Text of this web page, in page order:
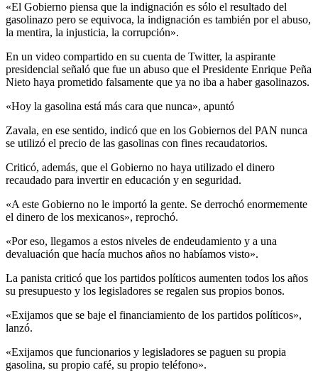
«El Gobierno piensa que la indignación es sólo el resultado del
gasolinazo pero se equivoca, la indignación es también por el abuso,
la mentira, la injusticia, la corrupción».
En un video compartido en su cuenta de Twitter, la aspirante
presidencial señaló que fue un abuso que el Presidente Enrique Peña
Nieto haya prometido falsamente que ya no iba a haber gasolinazos.
«Hoy la gasolina está más cara que nunca», apuntó
Zavala, en ese sentido, indicó que en los Gobiernos del PAN nunca
se utilizó el precio de las gasolinas con fines recaudatorios.
Criticó, además, que el Gobierno no haya utilizado el dinero
recaudado para invertir en educación y en seguridad.
«A este Gobierno no le importó la gente. Se derrochó enormemente
el dinero de los mexicanos», reprochó.
«Por eso, llegamos a estos niveles de endeudamiento y a una
devaluación que hacía muchos años no habíamos visto».
La panista criticó que los partidos políticos aumenten todos los años
su presupuesto y los legisladores se regalen sus propios bonos.
«Exijamos que se baje el financiamiento de los partidos políticos»,
lanzó.
«Exijamos que funcionarios y legisladores se paguen su propia
gasolina, su propio café, su propio teléfono».